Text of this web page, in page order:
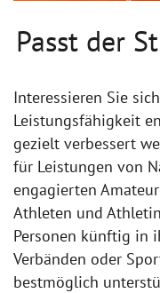
Passt der
Interessieren Sie
Leistungsfähigkeit
gezielt verbessert
für Leistungen von
engagierten
Athleten und
Personen künftig in
Verbänden oder
bestmöglich